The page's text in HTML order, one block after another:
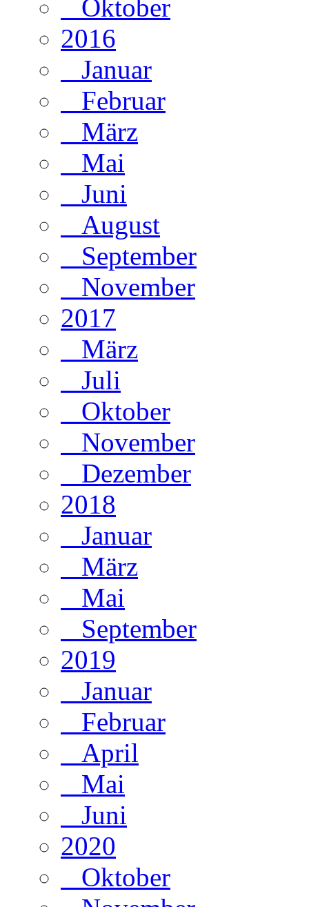
Oktober
2016
Januar
Februar
März
Mai
Juni
August
September
November
2017
März
Juli
Oktober
November
Dezember
2018
Januar
März
Mai
September
2019
Januar
Februar
April
Mai
Juni
2020
Oktober